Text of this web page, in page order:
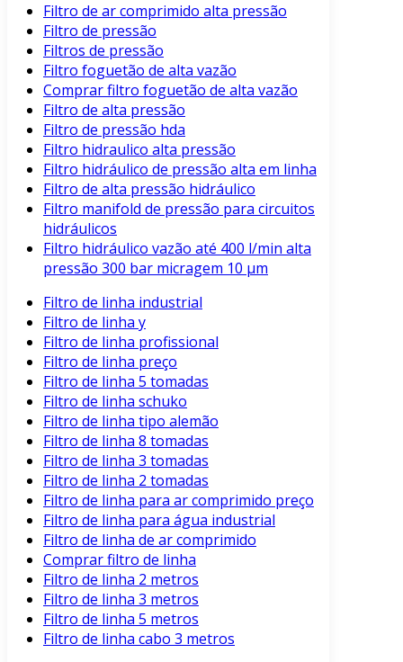
Filtro de ar comprimido alta pressão
Filtro de pressão
Filtros de pressão
Filtro foguetão de alta vazão
Comprar filtro foguetão de alta vazão
Filtro de alta pressão
Filtro de pressão hda
Filtro hidraulico alta pressão
Filtro hidráulico de pressão alta em linha
Filtro de alta pressão hidráulico
Filtro manifold de pressão para circuitos
hidráulicos
Filtro hidráulico vazão até 400 l/min alta
pressão 300 bar micragem 10 μm
Filtro de linha industrial
Filtro de linha y
Filtro de linha profissional
Filtro de linha preço
Filtro de linha 5 tomadas
Filtro de linha schuko
Filtro de linha tipo alemão
Filtro de linha 8 tomadas
Filtro de linha 3 tomadas
Filtro de linha 2 tomadas
Filtro de linha para ar comprimido preço
Filtro de linha para água industrial
Filtro de linha de ar comprimido
Comprar filtro de linha
Filtro de linha 2 metros
Filtro de linha 3 metros
Filtro de linha 5 metros
Filtro de linha cabo 3 metros